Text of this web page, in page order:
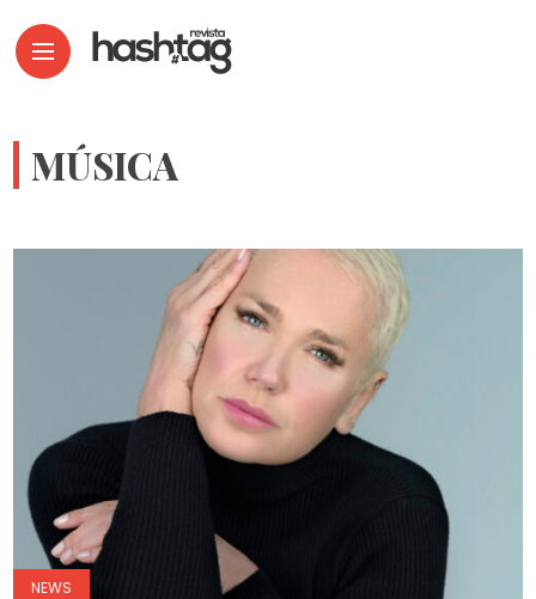
MÚSICA
NEWS